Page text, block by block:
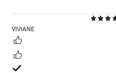
5
VIVIANE